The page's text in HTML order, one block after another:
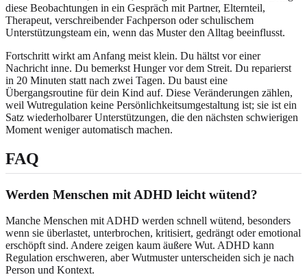
diese Beobachtungen in ein Gespräch mit Partner, Elternteil,
Therapeut, verschreibender Fachperson oder schulischem
Unterstützungsteam ein, wenn das Muster den Alltag beeinflusst.
Fortschritt wirkt am Anfang meist klein. Du hältst vor einer
Nachricht inne. Du bemerkst Hunger vor dem Streit. Du reparierst
in 20 Minuten statt nach zwei Tagen. Du baust eine
Übergangsroutine für dein Kind auf. Diese Veränderungen zählen,
weil Wutregulation keine Persönlichkeitsumgestaltung ist; sie ist ein
Satz wiederholbarer Unterstützungen, die den nächsten schwierigen
Moment weniger automatisch machen.
FAQ
Werden Menschen mit ADHD leicht wütend?
Manche Menschen mit ADHD werden schnell wütend, besonders
wenn sie überlastet, unterbrochen, kritisiert, gedrängt oder emotional
erschöpft sind. Andere zeigen kaum äußere Wut. ADHD kann
Regulation erschweren, aber Wutmuster unterscheiden sich je nach
Person und Kontext.